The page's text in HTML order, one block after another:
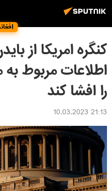
کنگره امریکا از
اطلاعات مربوط
را افشا کند
21:13 10.03.2023